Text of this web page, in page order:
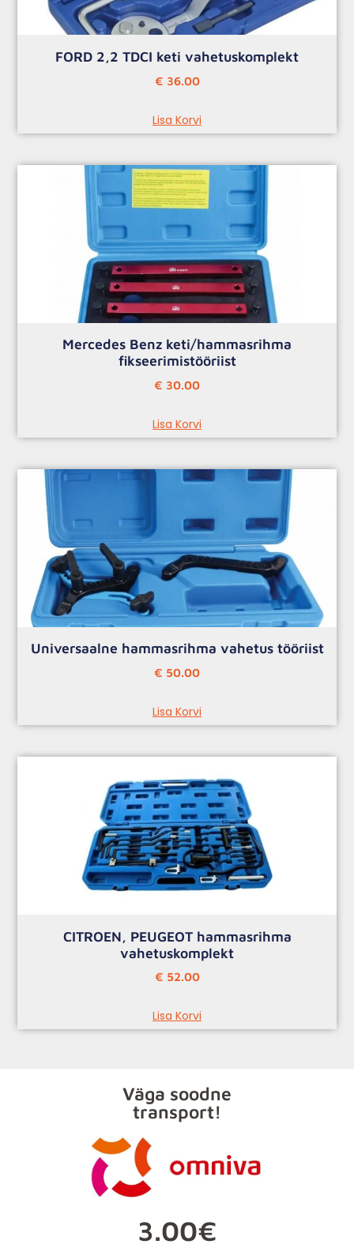
FORD 2,2 TDCI keti vahetuskomplekt
€ 36.00
Lisa Korvi
Mercedes Benz keti/hammasrihma
fikseerimistööriist
€ 30.00
Lisa Korvi
Universaalne hammasrihma vahetus tööriist
€ 50.00
Lisa Korvi
CITROEN, PEUGEOT hammasrihma
vahetuskomplekt
€ 52.00
Lisa Korvi
Väga soodne
transport!
3.00€